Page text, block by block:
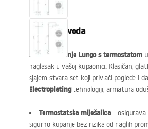
Opis proizvoda
Set za tuširanje Lungo s termostatom
naglasak u vašoj kupaonici. Klasičan,
sjajem stvara set koji privlači poglede i
Electroplatingtehnologiji, armatura
Termostatska miješalica –
sigurno kupanje bez rizika od naglih